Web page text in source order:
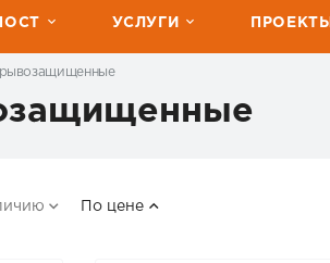
УСЛУГИ ПРОЕКТЫ
По цене